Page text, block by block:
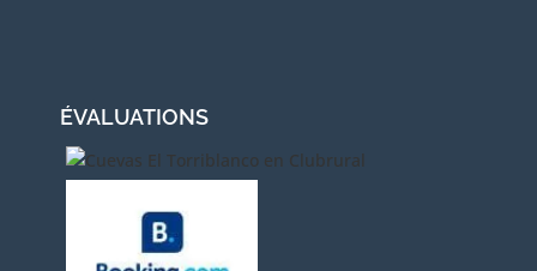
ÉVALUATIONS